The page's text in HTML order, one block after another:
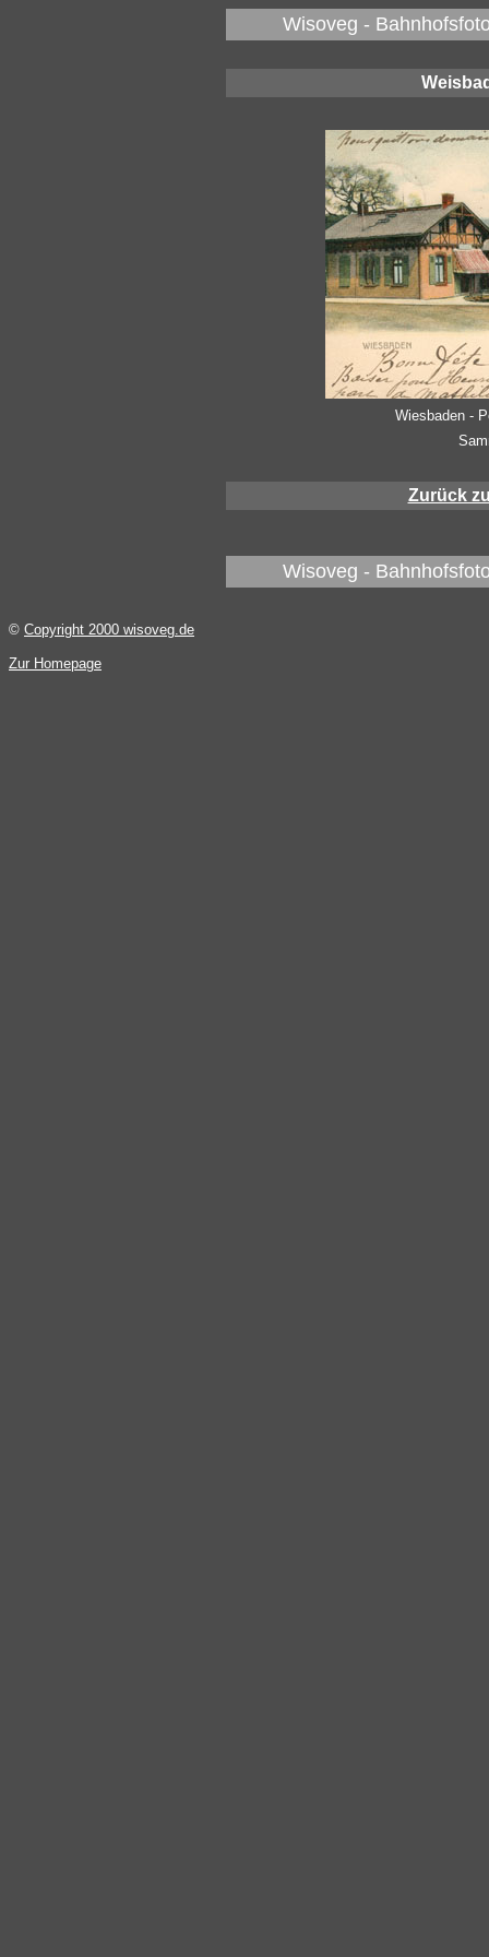
Wisoveg -
Wiesbaden -
Zurück
Wisoveg -
© Copyright 2000 wisoveg.de
Zur Homepage